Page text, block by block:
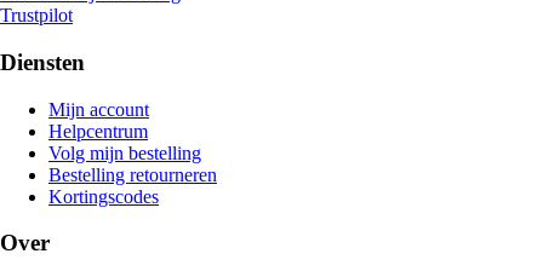
Trustpilot
Diensten
Mijn account
Helpcentrum
Volg mijn bestelling
Bestelling retourneren
Kortingscodes
Over